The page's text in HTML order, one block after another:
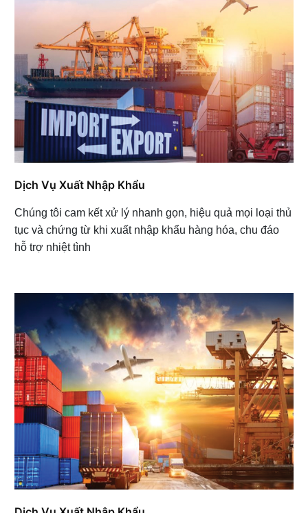
Dịch Vụ Xuất Nhập Khẩu
Chúng tôi cam kết xử lý nhanh gọn, hiệu quả mọi loại thủ
tục và chứng từ khi xuất nhập khẩu hàng hóa, chu đáo
hỗ trợ nhiệt tình